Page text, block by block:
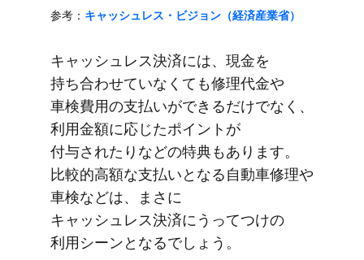
参考： キャッシュレス・ビジョン​（経済産業省）
キャッシュレス決済には、​現金を​
持ち合わせていなくても​修理代金や​
車検費用の​支払いが​できるだけでなく、​
利用金額に​応じた​ポイントが​
付与されたりなどの​特典も​あります。​
比較的高額な​支払いと​なる​自動車修理や​
車検などは、​まさに​
キャッシュレス決済に​うって​つけの​
利用シーンと​なるでしょう。